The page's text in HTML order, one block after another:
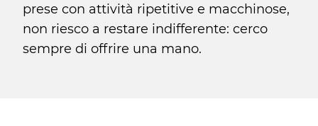
prese con attività ripetitive e macchinose,
non riesco a restare indifferente: cerco
sempre di offrire una mano.